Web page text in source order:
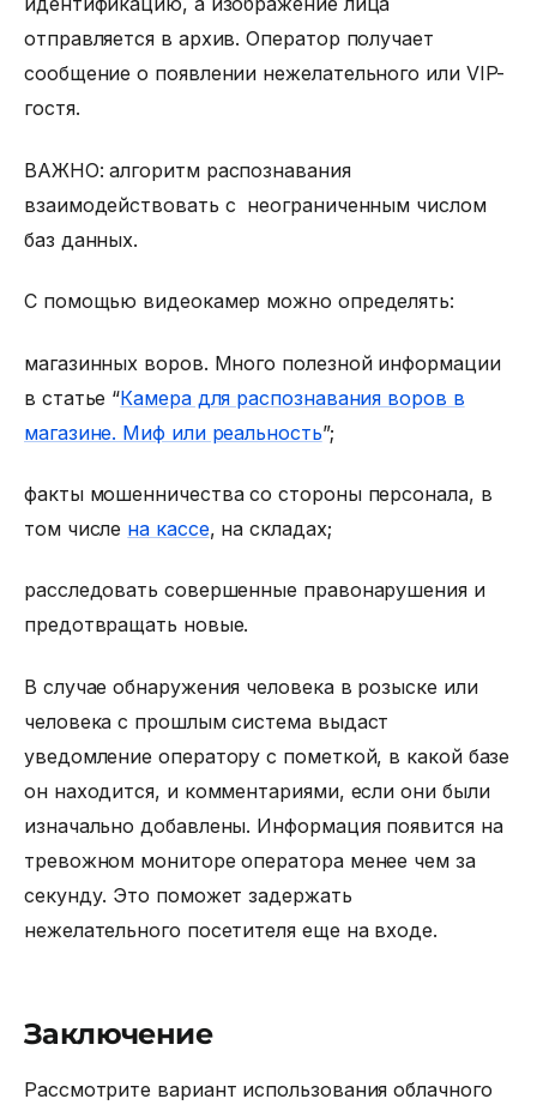
отправляется в архив. Оператор получает
сообщение о появлении нежелательного или VIP-
гостя.
ВАЖНО: алгоритм распознавания
взаимодействовать с неограниченным числом
баз данных.
С помощью видеокамер можно определять:
магазинных воров. Много полезной информации
в статье “Камера для распознавания воров в
магазине. Миф или реальность”;
факты мошенничества со стороны персонала, в
том числе на кассе, на складах;
расследовать совершенные правонарушения и
предотвращать новые.
В случае обнаружения человека в розыске или
человека с прошлым система выдаст
уведомление оператору с пометкой, в какой базе
он находится, и комментариями, если они были
изначально добавлены. Информация появится на
тревожном мониторе оператора менее чем за
секунду. Это поможет задержать
нежелательного посетителя еще на входе.
Заключение
Рассмотрите вариант использования облачного